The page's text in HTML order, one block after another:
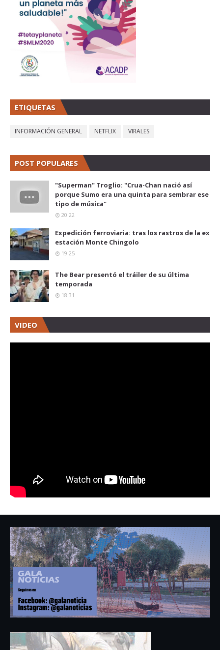
ETIQUETAS
INFORMACIÓN GENERAL NETFLIX VIRALES
POST POPULARES
"Superman" Troglio: "Crua-Chan nació así
porque Sumo era una quinta para sembrar ese
tipo de música"
20:22
Expedición ferroviaria: tras los rastros de la ex
estación Monte Chingolo
19:25
The Bear presentó el tráiler de su última
temporada
18:31
VIDEO